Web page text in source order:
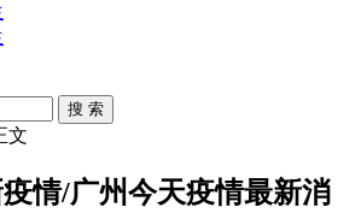
搜 索
文
情/广州今天疫情最新消